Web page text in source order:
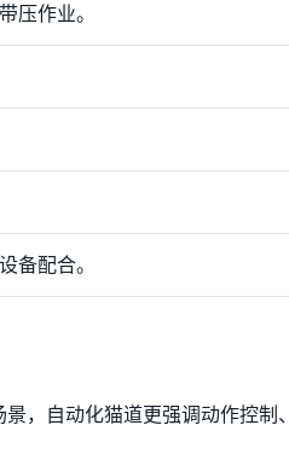
压作业。
备配合。
，自动化猫道更强调动作控制